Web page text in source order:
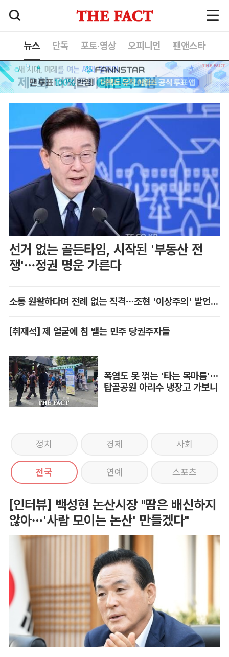
뉴스 단독 포토·영상 오피니언 팬앤스타
선거 없는 골든타임, 시작된 '부동산 전
쟁'…정권 명운 가른다
소통 원활하다며 전례 없는 직격…조현 '이상주의' 발언 논란
[취재석] 제 얼굴에 침 뱉는 민주 당권주자들
폭염도 못 꺾는 '타는 목마름'…
탑골공원 아리수 냉장고 가보니
정치 경제 사회
전국 연예 스포츠
[인터뷰] 백성현 논산시장 "땀은 배신하지
않아…'사람 모이는 논산' 만들겠다"